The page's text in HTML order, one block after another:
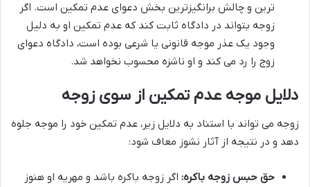
ترین و چالش برانگیزترین بخش دعوای عدم تمکین است. اگر
زوجه بتواند در دادگاه ثابت کند که عدم تمکین او به دلیل
وجود یک عذر موجه قانونی یا شرعی بوده است، دادگاه دعوای
زوج را رد می کند و او ناشزه محسوب نخواهد شد.
دلایل موجه عدم تمکین از سوی زوجه
زوجه می تواند با استناد به دلایل زیر، عدم تمکین خود را موجه جلوه
دهد و در نتیجه از آثار نشوز معاف شود:
حق حبس زوجه باکره: اگر زوجه باکره باشد و مهریه او هنوز